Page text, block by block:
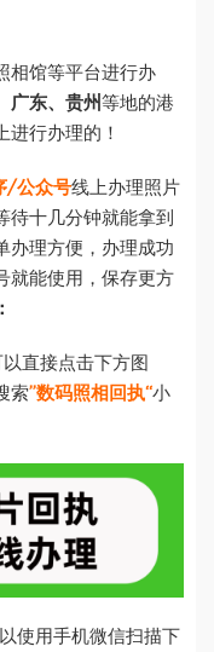
相馆等平台进行办
广东、贵州等地的港
进行办理的！
/公众号线上办理照片
待十几分钟就能拿到
办理方便，办理成功
就能使用，保存更方
以直接点击下方图
索”数码照相回执“小
使用手机微信扫描下